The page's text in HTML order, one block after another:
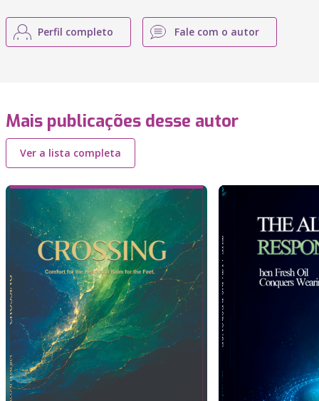
Perfil completo Fale com o autor
Mais publicações desse autor
Ver a lista completa